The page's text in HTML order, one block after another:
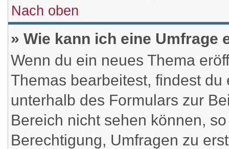
Nach oben
» Wie kann ich eine Umfrage
Wenn du ein neues Thema
Themas bearbeitest, findest du
unterhalb des Formulars zur
Bereich nicht sehen können,
Berechtigung, Umfragen zu